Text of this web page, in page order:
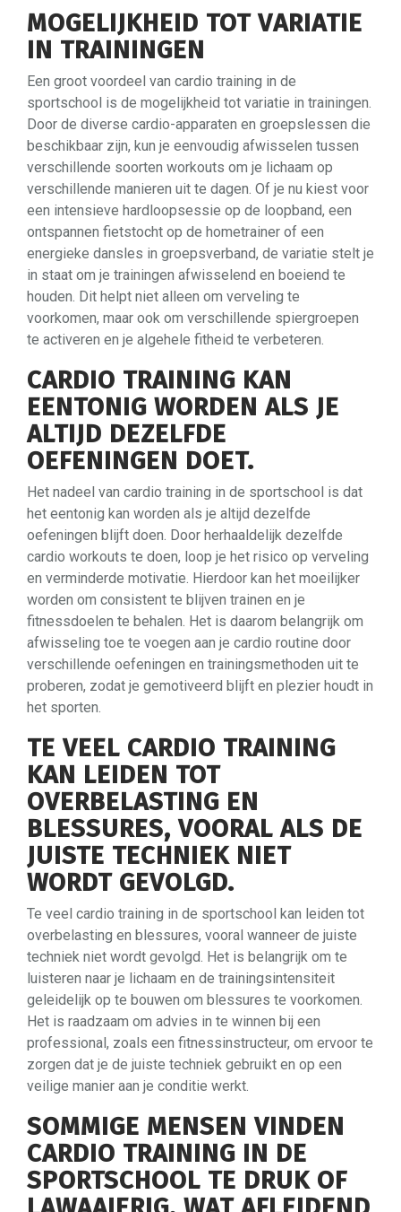
MOGELIJKHEID TOT VARIATIE
IN TRAININGEN
Een groot voordeel van cardio training in de
sportschool is de mogelijkheid tot variatie in trainingen.
Door de diverse cardio-apparaten en groepslessen die
beschikbaar zijn, kun je eenvoudig afwisselen tussen
verschillende soorten workouts om je lichaam op
verschillende manieren uit te dagen. Of je nu kiest voor
een intensieve hardloopsessie op de loopband, een
ontspannen fietstocht op de hometrainer of een
energieke dansles in groepsverband, de variatie stelt je
in staat om je trainingen afwisselend en boeiend te
houden. Dit helpt niet alleen om verveling te
voorkomen, maar ook om verschillende spiergroepen
te activeren en je algehele fitheid te verbeteren.
CARDIO TRAINING KAN
EENTONIG WORDEN ALS JE
ALTIJD DEZELFDE
OEFENINGEN DOET.
Het nadeel van cardio training in de sportschool is dat
het eentonig kan worden als je altijd dezelfde
oefeningen blijft doen. Door herhaaldelijk dezelfde
cardio workouts te doen, loop je het risico op verveling
en verminderde motivatie. Hierdoor kan het moeilijker
worden om consistent te blijven trainen en je
fitnessdoelen te behalen. Het is daarom belangrijk om
afwisseling toe te voegen aan je cardio routine door
verschillende oefeningen en trainingsmethoden uit te
proberen, zodat je gemotiveerd blijft en plezier houdt in
het sporten.
TE VEEL CARDIO TRAINING
KAN LEIDEN TOT
OVERBELASTING EN
BLESSURES, VOORAL ALS DE
JUISTE TECHNIEK NIET
WORDT GEVOLGD.
Te veel cardio training in de sportschool kan leiden tot
overbelasting en blessures, vooral wanneer de juiste
techniek niet wordt gevolgd. Het is belangrijk om te
luisteren naar je lichaam en de trainingsintensiteit
geleidelijk op te bouwen om blessures te voorkomen.
Het is raadzaam om advies in te winnen bij een
professional, zoals een fitnessinstructeur, om ervoor te
zorgen dat je de juiste techniek gebruikt en op een
veilige manier aan je conditie werkt.
SOMMIGE MENSEN VINDEN
CARDIO TRAINING IN DE
SPORTSCHOOL TE DRUK OF